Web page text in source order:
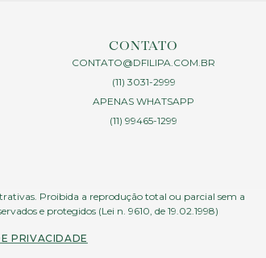
CONTATO
CONTATO@DFILIPA.COM.BR
(11) 3031-2999
APENAS WHATSAPP
(11) 99465-1299
Proibida a reprodução total ou parcial sem a
e protegidos (Lei n. 9610, de 19.02.1998)
PRIVACIDADE